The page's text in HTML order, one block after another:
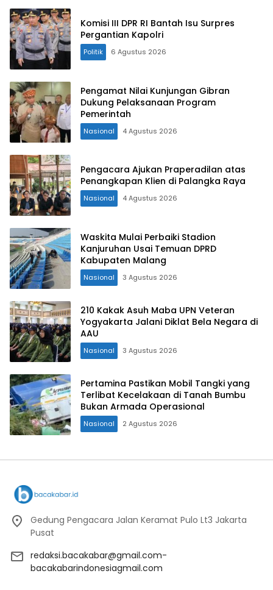
Komisi III DPR RI Bantah Isu Surpres
Pergantian Kapolri
Politik 6 Agustus 2026
Pengamat Nilai Kunjungan Gibran
Dukung Pelaksanaan Program
Pemerintah
Nasional 4 Agustus 2026
Pengacara Ajukan Praperadilan atas
Penangkapan Klien di Palangka Raya
Nasional 4 Agustus 2026
Waskita Mulai Perbaiki Stadion
Kanjuruhan Usai Temuan DPRD
Kabupaten Malang
Nasional 3 Agustus 2026
210 Kakak Asuh Maba UPN Veteran
Yogyakarta Jalani Diklat Bela Negara di
AAU
Nasional 3 Agustus 2026
Pertamina Pastikan Mobil Tangki yang
Terlibat Kecelakaan di Tanah Bumbu
Bukan Armada Operasional
Nasional 2 Agustus 2026
Gedung Pengacara Jalan Keramat Pulo Lt3 Jakarta
Pusat
redaksi.bacakabar@gmail.com-
bacakabarindonesiagmail.com